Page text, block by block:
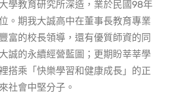
學教育研究所深造，業於民國98年
。期我大誠高中在董事長教育專業
富的校長領導，還有優質師資的同
誠的永續經營藍圖；更期盼莘莘學
搭乘「快樂學習和健康成長」的正
社會中堅分子。